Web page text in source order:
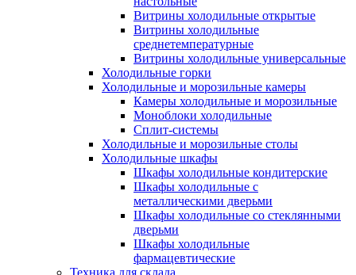
Витрины холодильные открытые
Витрины холодильные
среднетемпературные
Витрины холодильные универсальные
Холодильные горки
Холодильные и морозильные камеры
Камеры холодильные и морозильные
Моноблоки холодильные
Сплит-системы
Холодильные и морозильные столы
Холодильные шкафы
Шкафы холодильные кондитерские
Шкафы холодильные с
металлическими дверьми
Шкафы холодильные со стеклянными
дверьми
Шкафы холодильные
фармацевтические
Техника для склада